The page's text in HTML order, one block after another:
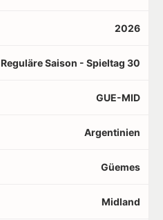
2026
Reguläre Saison - Spieltag 30
GUE-MID
Argentinien
Güemes
Midland